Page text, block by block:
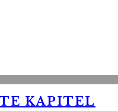
KAPITEL